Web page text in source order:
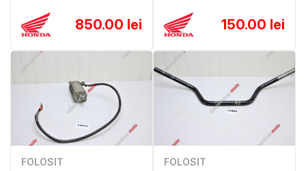
850.00 lei 150.00 lei
FOLOSIT FOLOSIT